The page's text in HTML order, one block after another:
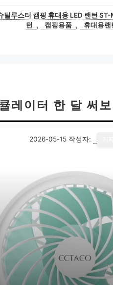
틸루스터 캠핑 휴대용 LED 랜턴
턴
, 캠핑용품 , 휴대용랜
레이터 한 달 써
2026-05-15 작성자: